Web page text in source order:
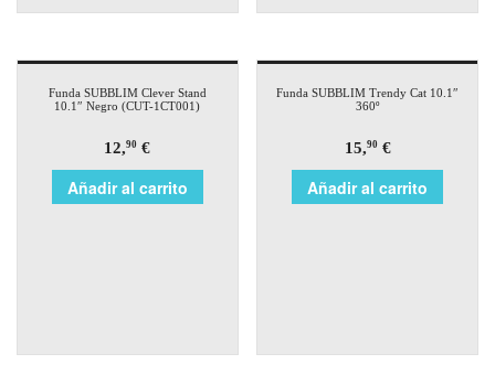
Funda SUBBLIM Clever Stand
10.1″ Negro (CUT-1CT001)
12,90 €
Añadir al carrito
Funda SUBBLIM Trendy Cat 10.1″
360º
15,90€
Añadir al carrito